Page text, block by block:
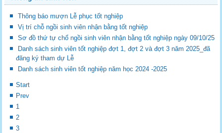
Thông báo mượn Lễ phục tốt nghiệp
Vị trí chỗ ngồi sinh viên nhận bằng tốt nghiệp
Sơ đồ thứ tự chổ ngồi sinh viên nhận bằng tốt nghiệp ngày 09/10/25
Danh sách sinh viên tốt nghiệp đợt 1, đợt 2 và đợt 3 năm 2025_đã
đăng ký tham dự Lễ
Danh sách sinh viên tốt nghiệp năm học 2024 -2025
Start
Prev
1
2
3